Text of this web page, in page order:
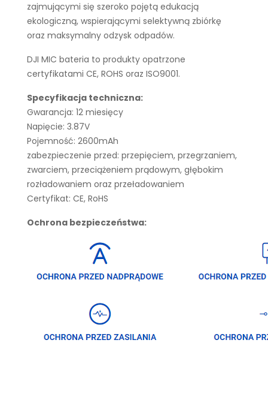
zajmującymi się szeroko pojętą edukacją
ekologiczną, wspierającymi selektywną zbiórkę
oraz maksymalny odzysk odpadów.
DJI MIC bateria to produkty opatrzone
certyfikatami CE, ROHS oraz ISO9001.
Specyfikacja techniczna:
Gwarancja: 12 miesięcy
Napięcie: 3.87V
Pojemność: 2600mAh
zabezpieczenie przed: przepięciem, przegrzaniem,
zwarciem, przeciążeniem prądowym, głębokim
rozładowaniem oraz przeładowaniem
Certyfikat: CE, RoHS
Ochrona bezpieczeństwa: